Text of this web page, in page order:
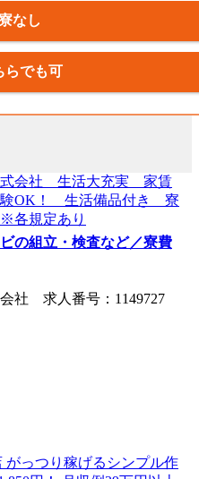
なし
らでも可
の組立・検査など／寮費
社 求人番号：1149727